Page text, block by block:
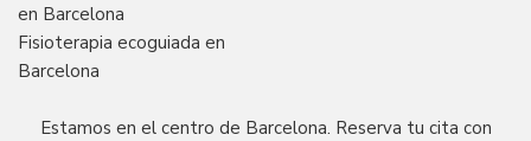
en Barcelona
Fisioterapia ecoguiada en
Barcelona
Estamos en el centro de Barcelona. Reserva tu cita con